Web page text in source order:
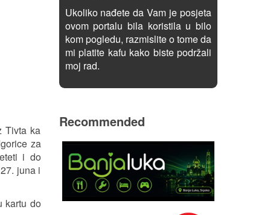
Tivta ka
za
i do
juna i
kartu do
Ukoliko nađete da Vam je posjeta
ovom portalu bila koristila u bilo
kom pogledu, razmislite o tome da
mi platite kafu kako biste podržali
moj rad.
Recommended